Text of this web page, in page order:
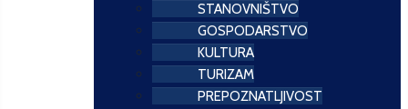
STANOVNIŠTVO
GOSPODARSTVO
KULTURA
TURIZAM
PREPOZNATLJIVOST